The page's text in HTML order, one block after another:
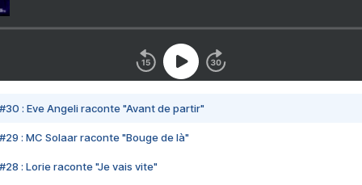
#30 : Eve Angeli raconte "Avant de partir"
#29 : MC Solaar raconte "Bouge de là"
#28 : Lorie raconte "Je vais vite"